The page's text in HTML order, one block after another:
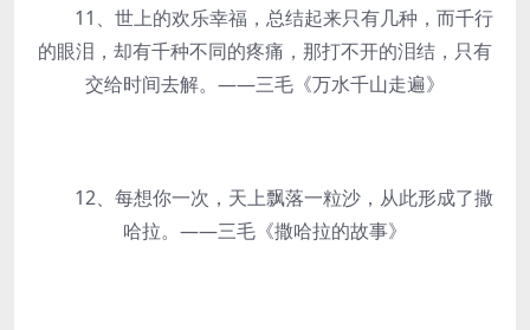
11、世上的欢乐幸福，总结起来只有几种，而千行
的眼泪，却有千种不同的疼痛，那打不开的泪结，只有
交给时间去解。——三毛《万水千山走遍》
12、每想你一次，天上飘落一粒沙，从此形成了撒
哈拉。——三毛《撒哈拉的故事》